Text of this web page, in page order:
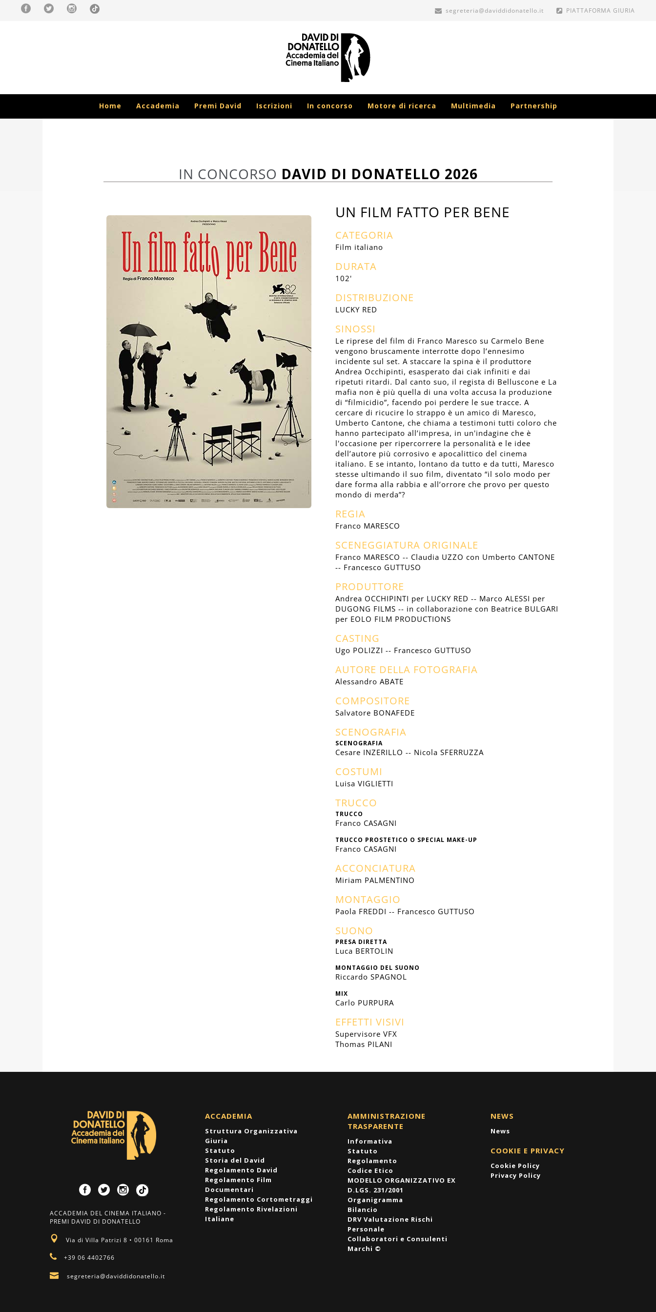
segreteria@daviddidonatello.it PIATTAFORMA GIURIA
Home Accademia Premi David Iscrizioni In concorso Motore di ricerca Multimedia Partnership
IN CONCORSO DAVID DI DONATELLO 2026
UN FILM FATTO PER BENE
CATEGORIA
Film italiano
DURATA
102'
DISTRIBUZIONE
LUCKY RED
SINOSSI
Le riprese del film di Franco Maresco su Carmelo Bene
vengono bruscamente interrotte dopo l’ennesimo
incidente sul set. A staccare la spina è il produttore
Andrea Occhipinti, esasperato dai ciak infiniti e dai
ripetuti ritardi. Dal canto suo, il regista di Belluscone e La
mafia non è più quella di una volta accusa la produzione
di “filmicidio”, facendo poi perdere le sue tracce. A
cercare di ricucire lo strappo è un amico di Maresco,
Umberto Cantone, che chiama a testimoni tutti coloro che
hanno partecipato all’impresa, in un'indagine che è
l'occasione per ripercorrere la personalità e le idee
dell’autore più corrosivo e apocalittico del cinema
italiano. E se intanto, lontano da tutto e da tutti, Maresco
stesse ultimando il suo film, diventato “il solo modo per
dare forma alla rabbia e all’orrore che provo per questo
mondo di merda”?
REGIA
Franco MARESCO
SCENEGGIATURA ORIGINALE
Franco MARESCO -- Claudia UZZO con Umberto CANTONE
-- Francesco GUTTUSO
PRODUTTORE
Andrea OCCHIPINTI per LUCKY RED -- Marco ALESSI per
DUGONG FILMS -- in collaborazione con Beatrice BULGARI
per EOLO FILM PRODUCTIONS
CASTING
Ugo POLIZZI -- Francesco GUTTUSO
AUTORE DELLA FOTOGRAFIA
Alessandro ABATE
COMPOSITORE
Salvatore BONAFEDE
SCENOGRAFIA
SCENOGRAFIA
Cesare INZERILLO -- Nicola SFERRUZZA
COSTUMI
Luisa VIGLIETTI
TRUCCO
TRUCCO
Franco CASAGNI
TRUCCO PROSTETICO O SPECIAL MAKE-UP
Franco CASAGNI
ACCONCIATURA
Miriam PALMENTINO
MONTAGGIO
Paola FREDDI -- Francesco GUTTUSO
SUONO
PRESA DIRETTA
Luca BERTOLIN
MONTAGGIO DEL SUONO
Riccardo SPAGNOL
MIX
Carlo PURPURA
EFFETTI VISIVI
Supervisore VFX
Thomas PILANI
ACCADEMIA DEL CINEMA ITALIANO -
PREMI DAVID DI DONATELLO
Via di Villa Patrizi 8 • 00161 Roma
+39 06 4402766
segreteria@daviddidonatello.it
ACCADEMIA
Struttura Organizzativa
Giuria
Statuto
Storia del David
Regolamento David
Regolamento Film
Documentari
Regolamento Cortometraggi
Regolamento Rivelazioni
Italiane
AMMINISTRAZIONE
TRASPARENTE
Informativa
Statuto
Regolamento
Codice Etico
MODELLO ORGANIZZATIVO EX
D.LGS. 231/2001
Organigramma
Bilancio
DRV Valutazione Rischi
Personale
Collaboratori e Consulenti
Marchi ©
NEWS
News
COOKIE E PRIVACY
Cookie Policy
Privacy Policy